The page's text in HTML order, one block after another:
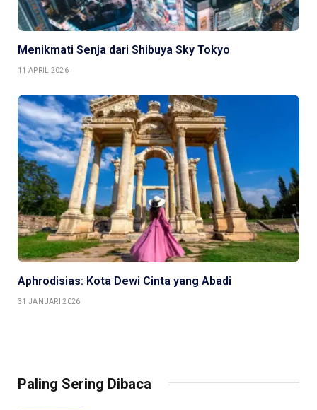
Menikmati Senja dari Shibuya Sky Tokyo
11 APRIL 2026
Aphrodisias: Kota Dewi Cinta yang Abadi
31 JANUARI 2026
Paling Sering Dibaca